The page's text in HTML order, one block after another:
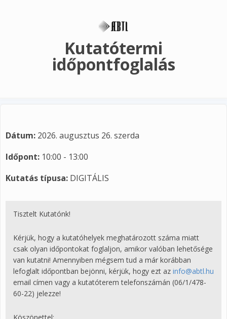
Kutatótermi
időpontfoglalás
Dátum: 2026. augusztus 26. szerda
Időpont: 10:00 - 13:00
Kutatás típusa: DIGITÁLIS
Tisztelt Kutatónk!
Kérjük, hogy a kutatóhelyek meghatározott száma miatt
csak olyan időpontokat foglaljon, amikor valóban lehetősége
van kutatni! Amennyiben mégsem tud a már korábban
lefoglalt időpontban bejönni, kérjük, hogy ezt az info@abtl.hu
email címen vagy a kutatóterem telefonszámán (06/1/478-
60-22) jelezze!